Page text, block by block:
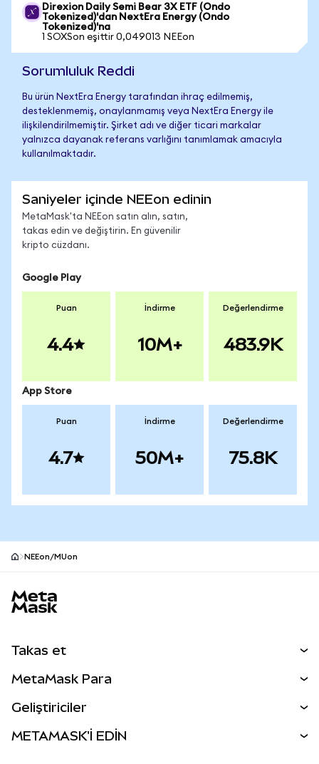
Direxion Daily Semi Bear 3X ETF (Ondo
Tokenized)'dan NextEra Energy (Ondo
Tokenized)'na
1 SOXSon eşittir 0,049013 NEEon
Sorumluluk Reddi
Bu ürün NextEra Energy tarafından ihraç edilmemiş,
desteklenmemiş, onaylanmamış veya NextEra Energy ile
ilişkilendirilmemiştir. Şirket adı ve diğer ticari markalar
yalnızca dayanak referans varlığını tanımlamak amacıyla
kullanılmaktadır.
Saniyeler içinde NEEon edinin
MetaMask'ta NEEon satın alın, satın,
takas edin ve değiştirin. En güvenilir
kripto cüzdanı.
Google Play
Puan
4.4
İndirme
10M+
Değerlendirme
483.9K
App Store
Puan
4.7
İndirme
50M+
Değerlendirme
75.8K
NEEon/MUon
Takas et
Perps
RWA'lar
MetaMask Para
Geliştiriciler
METAMASK'İ EDİN